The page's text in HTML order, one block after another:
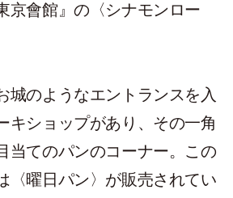
京會館』の〈シナモンロー
城のようなエントランスを入
キショップがあり、その一角
当てのパンのコーナー。この
〈曜日パン〉が販売されてい